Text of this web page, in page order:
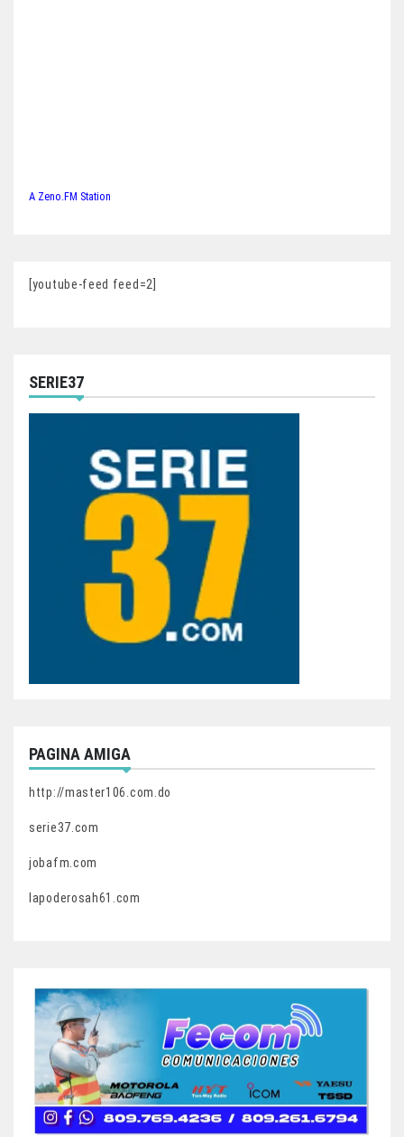
A Zeno.FM Station
[youtube-feed feed=2]
SERIE37
PAGINA AMIGA
http://master106.com.do
serie37.com
jobafm.com
lapoderosah61.com